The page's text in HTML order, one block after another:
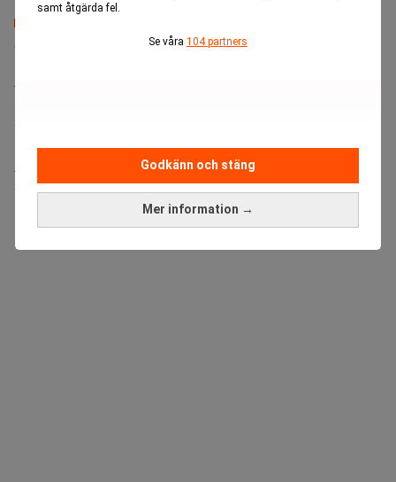
samt åtgärda fel.
Se våra 104 partners
Mer information →
Godkänn och stäng
Senaste lediga jobben
Sista ansökningsdag:
Medarbetare inom Intern styrning och kontroll till Alecta
Sista ansökningsdag:13/06/2026